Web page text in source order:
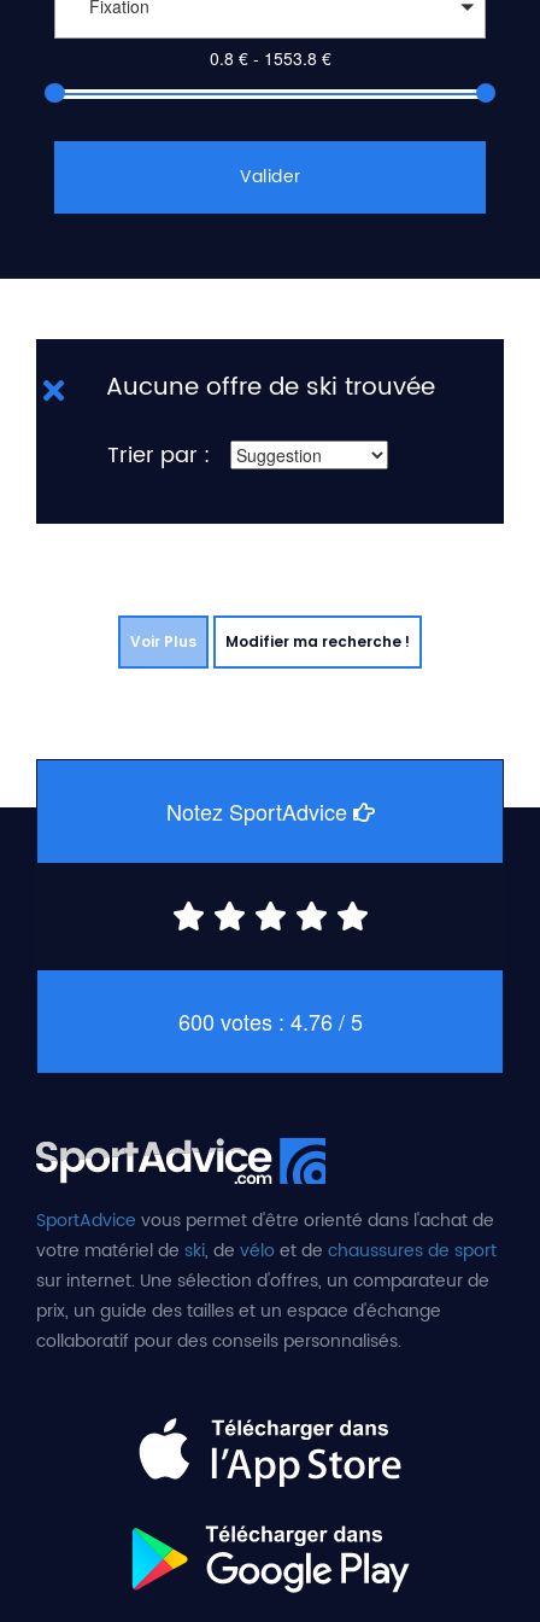
Fixation
Valider
Aucune offre de ski trouvée
Trier par :
Voir Plus Modifier ma recherche !
Notez SportAdvice
600 votes : 4.76 / 5
SportAdvice vous permet d'être orienté dans l'achat de
votre matériel de ski, de véloet de chaussures de sport
sur internet. Une sélection d'offres, un comparateur de
prix, un guide des tailles et un espace d'échange
collaboratif pour des conseils personnalisés.